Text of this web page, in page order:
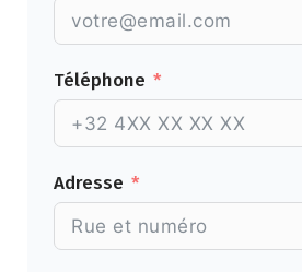
Téléphone
Adresse